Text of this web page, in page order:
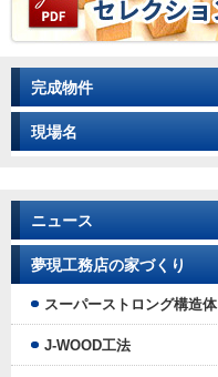
完成物件
現場名
ニュース
夢現工務店の家づくり
スーパーストロング構造体
J-WOOD工法